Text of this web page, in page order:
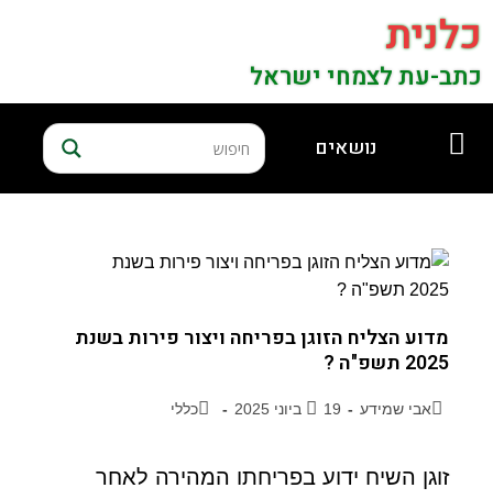
כלנית
כתב-עת לצמחי ישראל
נושאים
מדוע הצליח הזוגן בפריחה ויצור פירות בשנת
2025 תשפ"ה ?
אבי שמידע 19 ביוני 2025 כללי
זוגן השיח ידוע בפריחתו המהירה לאחר